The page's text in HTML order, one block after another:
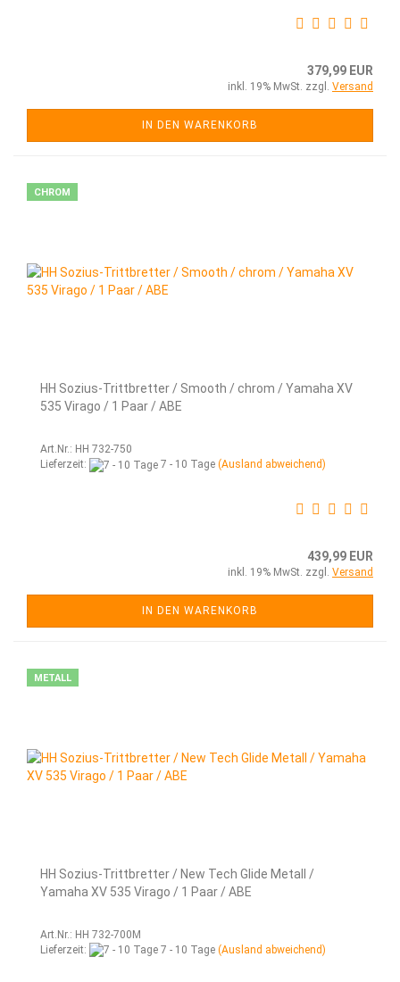
379,99 EUR
inkl. 19% MwSt. zzgl. Versand
IN DEN WARENKORB
CHROM
HH Sozius-Trittbretter / Smooth / chrom / Yamaha XV
535 Virago / 1 Paar / ABE
Art.Nr.: HH 732-750
Lieferzeit:
7 - 10 Tage (Ausland abweichend)
439,99 EUR
inkl. 19% MwSt. zzgl. Versand
IN DEN WARENKORB
METALL
HH Sozius-Trittbretter / New Tech Glide Metall /
Yamaha XV 535 Virago / 1 Paar / ABE
Art.Nr.: HH 732-700M
Lieferzeit:
7 - 10 Tage (Ausland abweichend)